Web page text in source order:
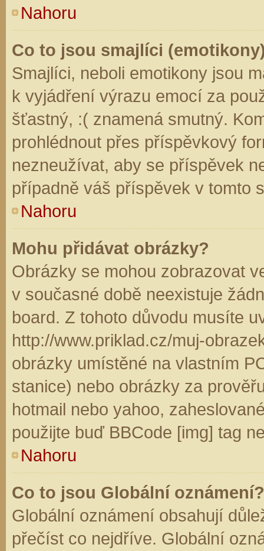
Nahoru
Co to jsou smajlíci
Smajlíci, neboli emotikony jsou
k vyjádření výrazu emocí za
šťastný, :( znamená smutný.
prohlédnout přes příspěvkový
nezneužívat, aby se příspěvek
případně váš příspěvek v tomto
Nahoru
Mohu přidávat obrázky?
Obrázky se mohou zobrazovat
v současné době neexistuje
board. Z tohoto důvodu musíte
http://www.priklad.cz/muj-
obrázky umístěné na vlastním
stanice) nebo obrázky za
hotmail nebo yahoo,
použijte buď BBCode [img] tag
Nahoru
Co to jsou Globální oznámení?
Globální oznámení obsahují
přečíst co nejdříve. Globální